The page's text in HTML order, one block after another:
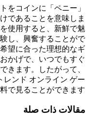
トをコインに
であることを意味しま
を使用すると、新鮮で魅
し、興奮することがで
望に合った理想的なギ
かげで、いつでもすぐ
きます。したがって、
レンド オンライン ゲー
で見ることができます。
مقالات ذات صلة